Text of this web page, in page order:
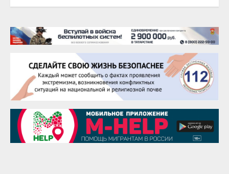
20 августа
22 августа
Евгений Ефимов
25 августа
Сэсэгма Бубеева
28 августа
Чингиз Мустафаев
29 августа
Надежда Рослова